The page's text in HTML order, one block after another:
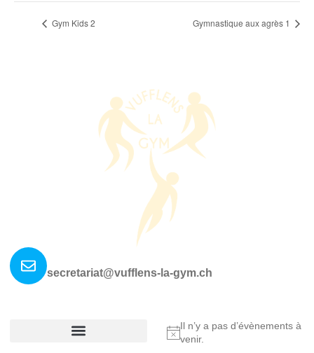
Gym Kids 2 Gymnastique aux agrès 1
secretariat@vufflens-la-gym.ch
Notice
Il n’y a pas d’évènements à
venir.